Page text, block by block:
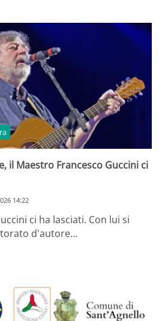
il Maestro Francesco Guccini ci
14:22
ci ha lasciati. Con lui si
d'autore…